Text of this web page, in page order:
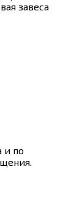
завеса
и по